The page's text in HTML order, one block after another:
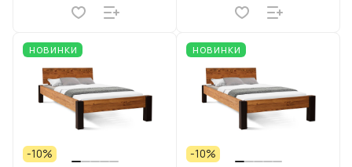
НОВИНКИ
-10%
НОВИНКИ
-10%